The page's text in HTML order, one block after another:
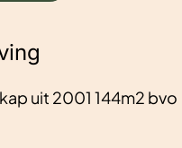
uit 2001 144m2 bvo